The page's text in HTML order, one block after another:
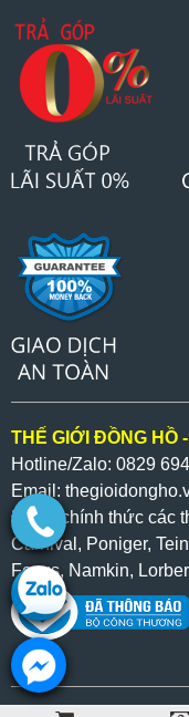
THẾ GIỚI ĐỒNG HỒ
Hotline/Zalo: 0829
Email:
Đại lý chính thức các
Carnival, Poniger,
Focus, Namkin,